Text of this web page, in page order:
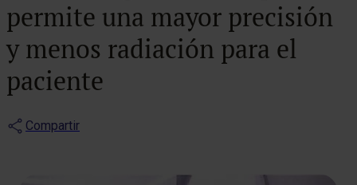
permite una mayor precisión
y menos radiación para el
paciente
Compartir